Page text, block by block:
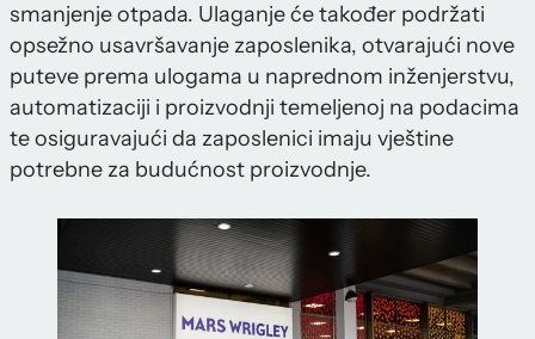
smanjenje otpada. Ulaganje će također podržati
opsežno usavršavanje zaposlenika, otvarajući nove
puteve prema ulogama u naprednom inženjerstvu,
automatizaciji i proizvodnji temeljenoj na podacima
te osiguravajući da zaposlenici imaju vještine
potrebne za budućnost proizvodnje.